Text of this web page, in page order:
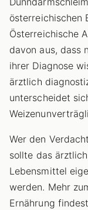
österreichischen
Österreichische
davon aus, dass
ihrer Diagnose
ärztlich
unterscheidet
Wer den
sollte das
Lebensmittel
werden. Mehr
Ernährung